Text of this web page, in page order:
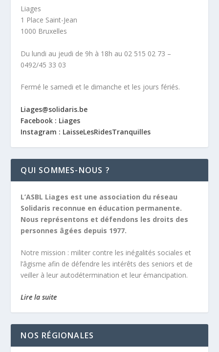
Liages
1 Place Saint-Jean
1000 Bruxelles
Du lundi au jeudi de 9h à 18h au 02 515 02 73 –
0492/45 33 03
Fermé le samedi et le dimanche et les jours fériés.
Liages@solidaris.be
Facebook : Liages
Instagram : LaisseLesRidesTranquilles
QUI SOMMES-NOUS ?
L’ASBL Liages est une association du réseau
Solidaris reconnue en éducation permanente.
Nous représentons et défendons les droits des
personnes âgées depuis 1977.
Notre mission : militer contre les inégalités sociales et
l’âgisme afin de défendre les intérêts des seniors et de
veiller à leur autodétermination et leur émancipation.
Lire la suite
NOS RÉGIONALES